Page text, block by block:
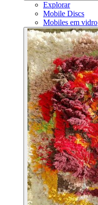
Explorar
Mobile Discs
Mobiles em vidro